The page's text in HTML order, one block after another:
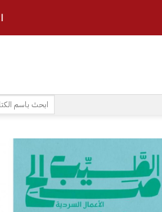
البحث
عن: